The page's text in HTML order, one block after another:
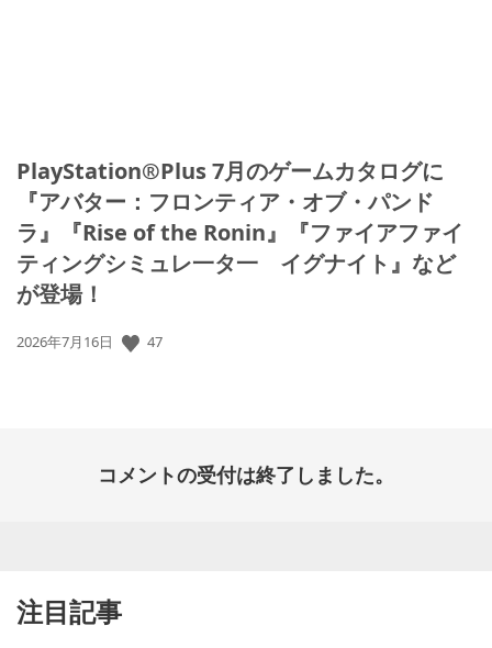
PlayStation®Plus 7月のゲームカタログに
『アバター：フロンティア・オブ・パンド
ラ』『Rise of the Ronin』『ファイアファイ
ティングシミュレ一タ一 イグナイト』など
が登場！
公
2026年7月16日 47
コメントの受付は終了しました。
注目記事